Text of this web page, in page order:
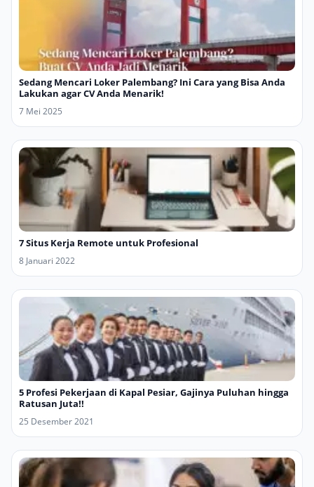
Sedang Mencari Loker Palembang? Ini Cara yang Bisa Anda
Lakukan agar CV Anda Menarik!
7 Mei 2025
7 Situs Kerja Remote untuk Profesional
8 Januari 2022
5 Profesi Pekerjaan di Kapal Pesiar, Gajinya Puluhan hingga
Ratusan Juta!!
25 Desember 2021